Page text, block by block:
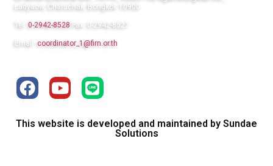
Ladyaow, Chatuchak, Bongkok 10900
Tel: 0-2942-8528 Fax: 0-2942-8527
Email: coordinator_1@firn.or.th
This website is developed and maintained by Sundae
Solutions